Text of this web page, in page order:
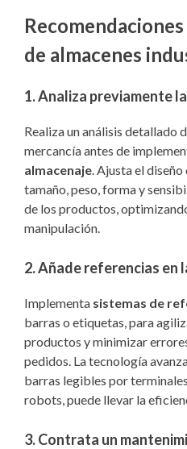
de almacenes
1. Analiza previamente
Realiza un análisis detallado
mercancía antes de
almacenaje. Ajusta el
tamaño, peso, forma y
de los productos,
manipulación.
2. Añade referencias en
Implementa sistemas de
barras o etiquetas, para
productos y minimizar
pedidos. La tecnología
barras legibles por
robots, puede llevar la
3. Contrata un